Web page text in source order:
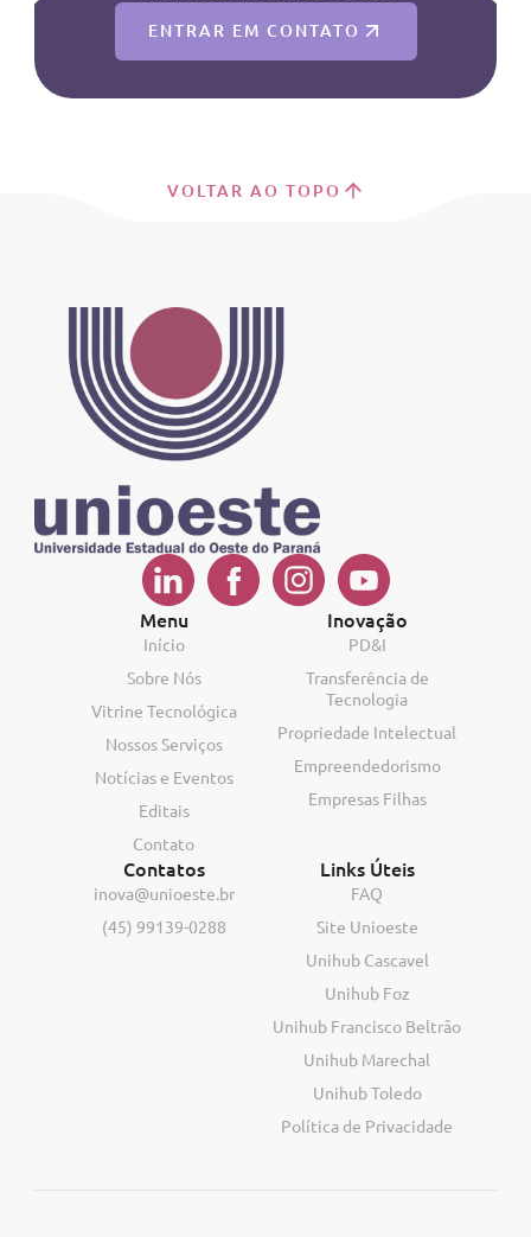
ENTRAR EM CONTATO
VOLTAR AO TOPO
Menu
Início
Sobre Nós
Vitrine Tecnológica
Nossos Serviços
Notícias e Eventos
Editais
Contato
Inovação
PD&I
Transferência de
Tecnologia
Propriedade Intelectual
Empreendedorismo
Empresas Filhas
Contatos
inova@unioeste.br
(45) 99139-0288
Links Úteis
FAQ
Site Unioeste
Unihub Cascavel
Unihub Foz
Unihub Francisco Beltrão
Unihub Marechal
Unihub Toledo
Política de Privacidade